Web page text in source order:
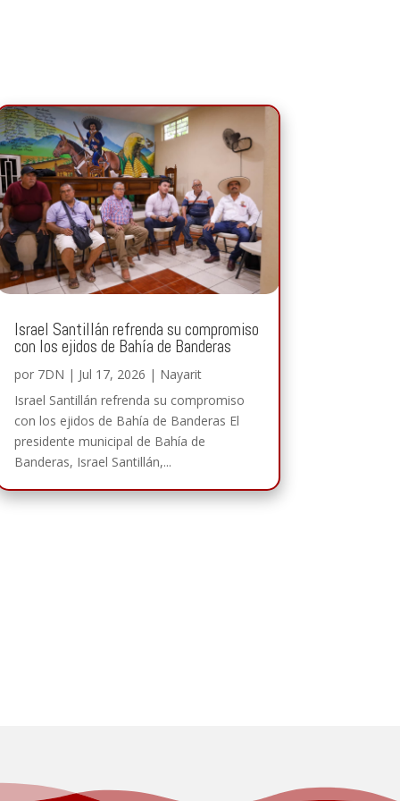
Israel Santillán refrenda su compromiso
con los ejidos de Bahía de Banderas
por 7DN | Jul 17, 2026 | Nayarit
Israel Santillán refrenda su compromiso
con los ejidos de Bahía de Banderas El
presidente municipal de Bahía de
Banderas, Israel Santillán,...